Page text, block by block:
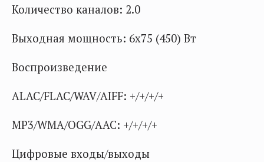
Количество каналов: 2.0
Выходная мощность: 6х75 (450) Вт
Воспроизведение
ALAC/FLAC/WAV/AIFF: +/+/+/+
MP3/WMA/OGG/AAC: +/+/+/+
Цифровые входы/выходы